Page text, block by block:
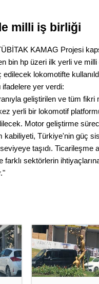
milli iş birliği
KAMAG Projesi
bin hp üzeri ilk yerli ve
lokomotifte
ifadelere yer verdi:
geliştirilen ve tüm fikri
yerli bir lokomotif
Motor geliştirme
kabiliyeti, Türkiye'nin güç
taşıdı. Ticarileşme
farklı sektörlerin